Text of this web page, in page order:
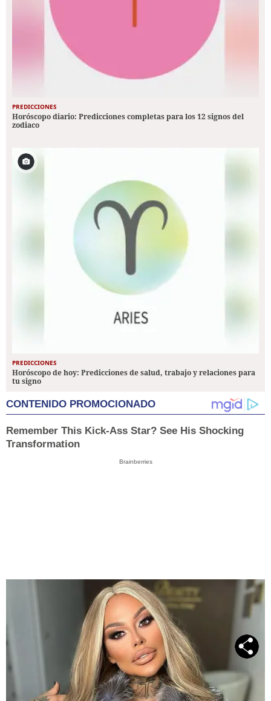
PREDICCIONES
Horóscopo diario: Predicciones completas para los 12 signos del
zodiaco
PREDICCIONES
Horóscopo de hoy: Predicciones de salud, trabajo y relaciones para
tu signo
CONTENIDO PROMOCIONADO
Remember This Kick-Ass Star? See His Shocking
Transformation
Brainberries